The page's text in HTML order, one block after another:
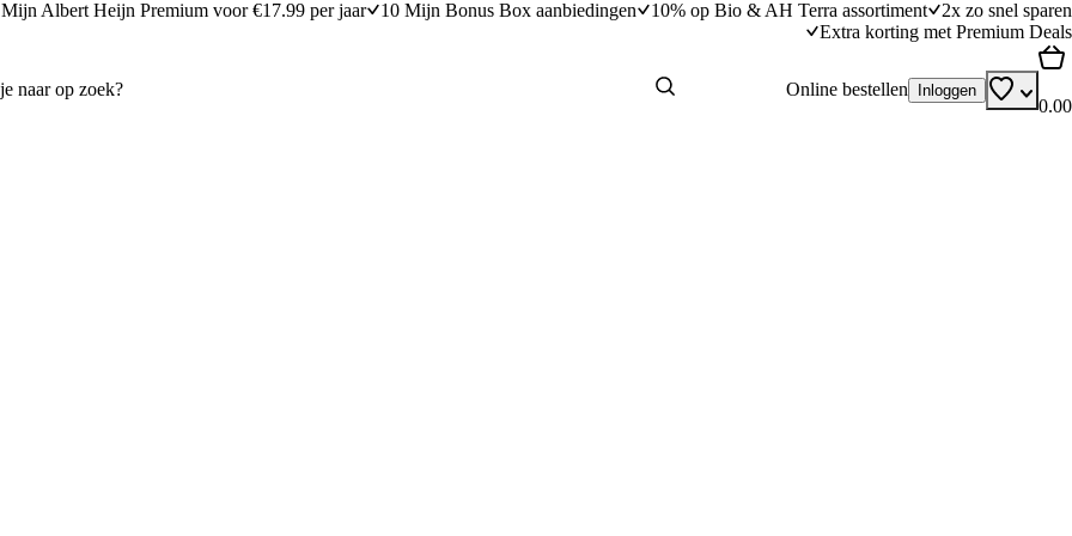
Mijn Albert Heijn Premium voor €17.99 per jaar 10 Mijn Bonus Box aanbiedingen 10% op Bio & AH Terra assortiment
2x zo snel sparen
Extra korting met Premium Deals
Online bestellen Inloggen
0.00